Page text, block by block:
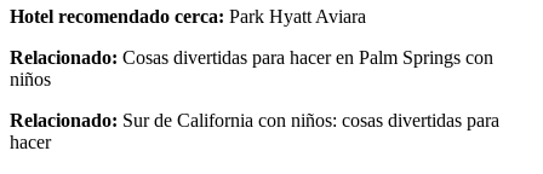
Hotel recomendado cerca: Park Hyatt Aviara
Relacionado: Cosas divertidas para hacer en Palm Springs con
niños
Relacionado: Sur de California con niños: cosas divertidas para
hacer